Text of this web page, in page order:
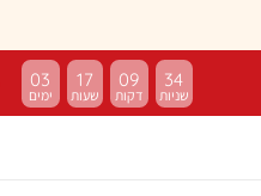
03 17 09 34